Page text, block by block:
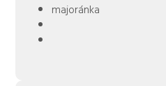
majoránka